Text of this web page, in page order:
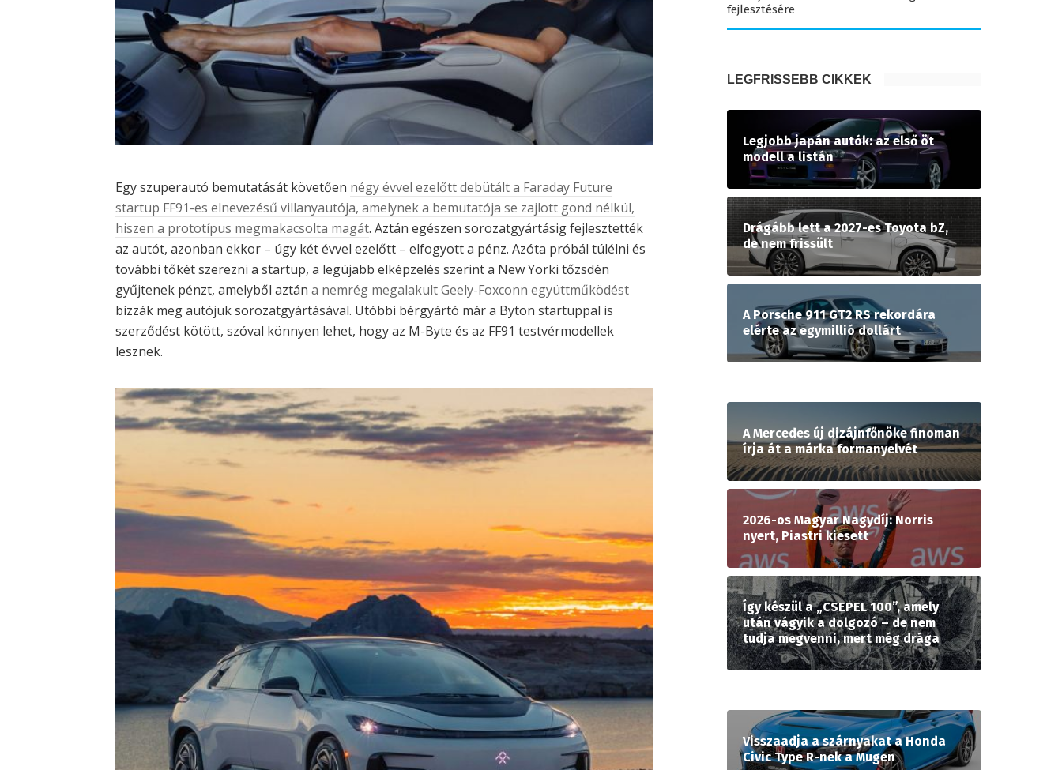
Egy szuperautó bemutatását követően négy évvel ezelőtt debütált a Faraday Future
startup FF91-es elnevezésű villanyautója, amelynek a bemutatója se zajlott gond nélkül,
hiszen a prototípus megmakacsolta magát. Aztán egészen sorozatgyártásig fejlesztették
az autót, azonban ekkor – úgy két évvel ezelőtt – elfogyott a pénz. Azóta próbál túlélni és
további tőkét szerezni a startup, a legújabb elképzelés szerint a New Yorki tőzsdén
gyűjtenek pénzt, amelyből aztán a nemrég megalakult Geely-Foxconn együttműködést
bízzák meg autójuk sorozatgyártásával. Utóbbi bérgyártó már a Byton startuppal is
szerződést kötött, szóval könnyen lehet, hogy az M-Byte és az FF91 testvérmodellek
lesznek.
fejlesztésére
LEGFRISSEBB CIKKEK
Legjobb japán autók: az első öt
modell a listán
Drágább lett a 2027-es Toyota bZ,
de nem frissült
A Porsche 911 GT2 RS rekordára
elérte az egymillió dollárt
A Mercedes új dizájnfőnöke finoman
írja át a márka formanyelvét
2026-os Magyar Nagydíj: Norris
nyert, Piastri kiesett
Így készül a „CSEPEL 100”, amely
után vágyik a dolgozó – de nem
tudja megvenni, mert még drága
Visszaadja a szárnyakat a Honda
Civic Type R-nek a Mugen